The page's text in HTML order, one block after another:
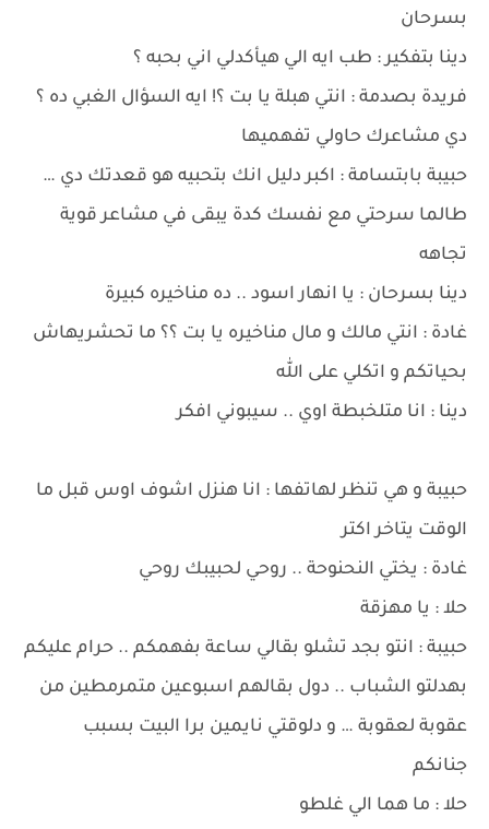
بسرحان
دينا بتفكير : طب ايه الي هيأكدلي اني بحبه ؟
فريدة بصدمة : انتي هبلة يا بت ؟! ايه السؤال الغبي ده ؟
دي مشاعرك حاولي تفهميها
حبيبة بابتسامة : اكبر دليل انك بتحبيه هو قعدتك دي …
طالما سرحتي مع نفسك كدة يبقى في مشاعر قوية
تجاهه
دينا بسرحان : يا انهار اسود .. ده مناخيره كبيرة
غادة : انتي مالك و مال مناخيره يا بت ؟؟ ما تحشريهاش
بحياتكم و اتكلي على الله
دينا : انا متلخبطة اوي .. سيبوني افكر
حبيبة و هي تنظر لهاتفها : انا هنزل اشوف اوس قبل ما
الوقت يتاخر اكتر
غادة : يختي النحنوحة .. روحي لحبيبك روحي
حلا : يا مهزقة
حبيبة : انتو بجد تشلو بقالي ساعة بفهمكم .. حرام عليكم
بهدلتو الشباب .. دول بقالهم اسبوعين متمرمطين من
عقوبة لعقوبة … و دلوقتي نايمين برا البيت بسبب
جنانكم
حلا : ما هما الي غلطو